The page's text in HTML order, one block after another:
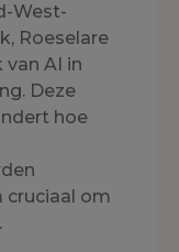
West-
Roeselare
AI in
Deze
hoe
cruciaal om